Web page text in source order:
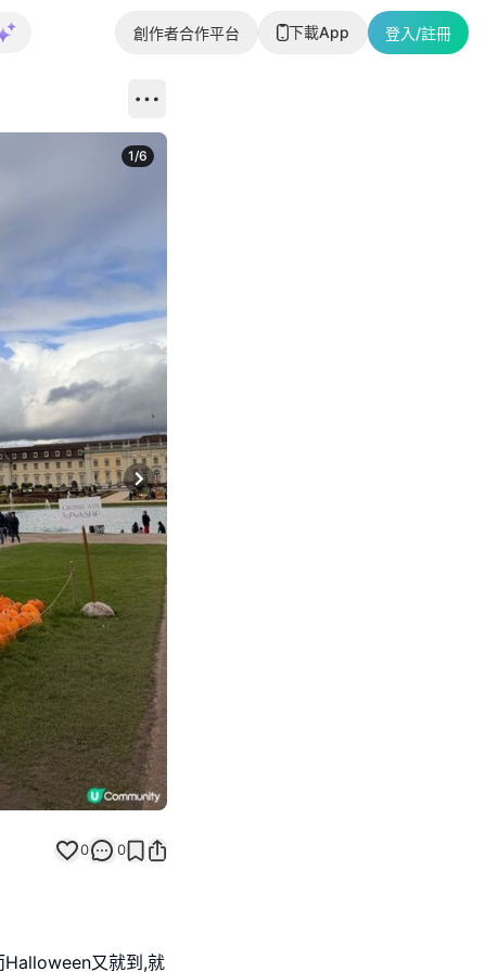
創作者合作平台 下載App 登入/註冊
Next slide
1/6
0 0
又就到,就